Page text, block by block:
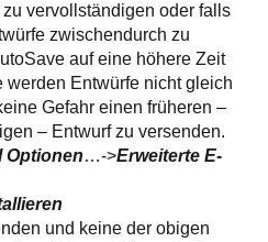
vervollständigen oder falls
zwischendurch zu
auf eine höhere Zeit
Entwürfe nicht gleich
Gefahr einen früheren –
– Entwurf zu versenden.
Optionen…->Erweiterte E-
und keine der obigen